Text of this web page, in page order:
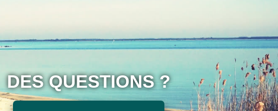
DES QUESTIONS ?